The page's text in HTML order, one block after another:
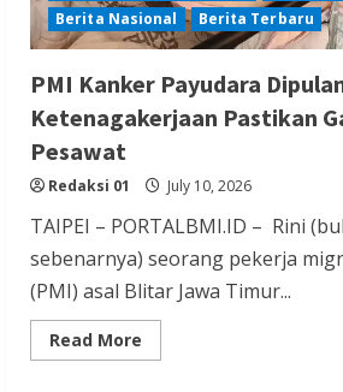
Berita Nasional
Berita Terbaru
PMI Kanker Payudara
Ketenagakerjaan Pastikan
Pesawat
Redaksi 01 July 10, 2026
TAIPEI – PORTALBMI.ID – Rini
sebenarnya) seorang pekerja
(PMI) asal Blitar Jawa Timur...
Read More
more